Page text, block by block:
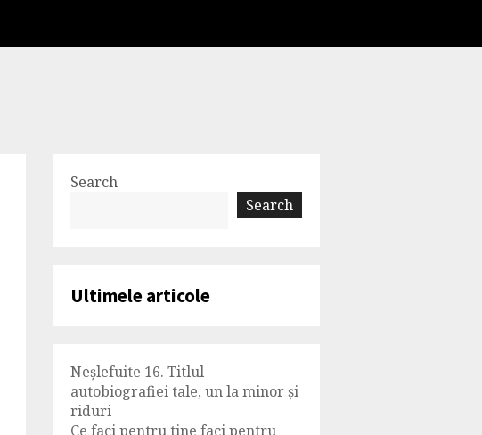
Search
Search
Ultimele articole
Neșlefuite 16. Titlul
autobiografiei tale, un la minor și
riduri
Ce faci pentru tine faci pentru